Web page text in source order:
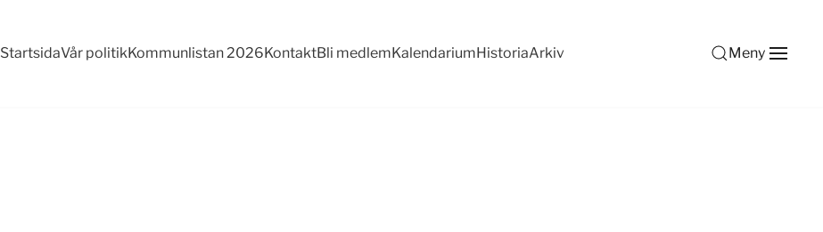
StartsidaVår politikKommunlistan 2026KontaktBli medlemKalendariumHistoriaArkiv Meny